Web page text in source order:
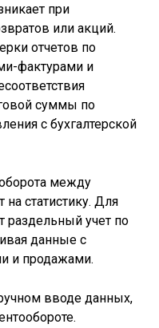
при
или акций.
отчетов по
фактурами и
суммы по
с бухгалтерской
между
статистику. Для
учет по
данные с
и продажами.
вводе данных,